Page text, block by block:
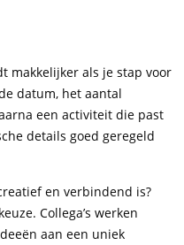
makkelijker als je stap voor
datum, het aantal
een activiteit die past
details goed geregeld
en verbindend is?
Collega’s werken
aan een uniek